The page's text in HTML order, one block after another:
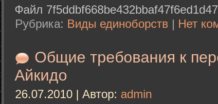
Файл
Рубрика: Виды единоборств | Нет
Общие требования к
Айкидо
26.07.2010 | Автор: admin